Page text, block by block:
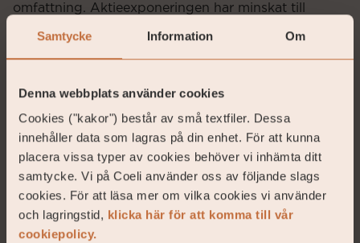
Samtycke Information Om
Denna webbplats använder cookies
Cookies ("kakor") består av små textfiler. Dessa
innehåller data som lagras på din enhet. För att kunna
placera vissa typer av cookies behöver vi inhämta ditt
samtycke. Vi på Coeli använder oss av följande slags
cookies. För att läsa mer om vilka cookies vi använder
och lagringstid, klicka här för att komma till vår
cookiepolicy.
omfattning. Aktieexponeringen har minskat till
kapital. Tabellerna nedan visar översiktligt vilka
Geografisk fördelning Procentuell fördelning
Stockholm
14%
Göteborg
9%
Malmö
9%
Övriga Sverige